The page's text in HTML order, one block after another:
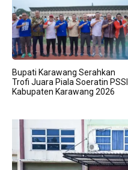
Bupati Karawang Serahkan
Trofi Juara Piala Soeratin PSSI
Kabupaten Karawang 2026